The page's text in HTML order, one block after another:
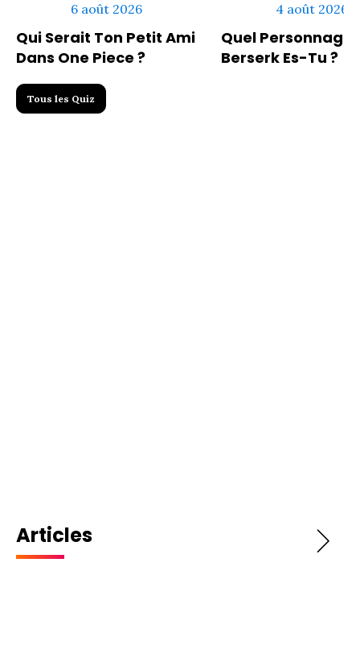
6 août 2026
Qui Serait Ton Petit Ami
Dans One Piece ?
4 août 2026
Quel Personnage
Berserk Es-Tu ?
Tous les Quiz
Articles